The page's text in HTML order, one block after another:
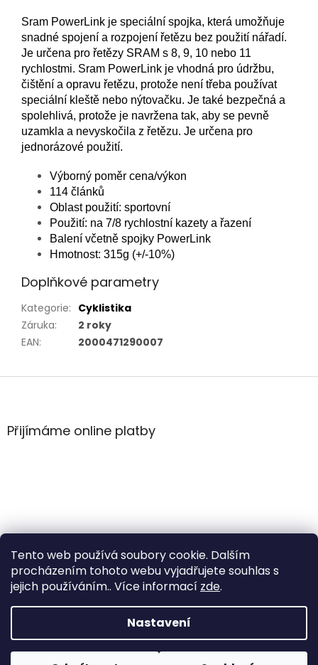
Tento web používá soubory cookie. Dalším
procházením tohoto webu vyjadřujete souhlas s
jejich používáním.. Více informací zde.
Nastavení
Sram PowerLink je speciální spojka, která umožňuje
snadné spojení a rozpojení řetězu bez použití nářadí.
Je určena pro řetězy SRAM s 8, 9, 10 nebo 11
rychlostmi. Sram PowerLink je vhodná pro údržbu,
čištění a opravu řetězu, protože není třeba používat
speciální kleště nebo nýtovačku. Je také bezpečná a
spolehlivá, protože je navržena tak, aby se pevně
uzamkla a nevyskočila z řetězu. Je určena pro
jednorázové použití.
Výborný poměr cena/výkon
114 článků
Oblast použití: sportovní
Použití: na 7/8 rychlostní kazety a řazení
Balení včetně spojky PowerLink
Hmotnost: 315g (+/-10%)
Doplňkové parametry
Kategorie: Cyklistika
Záruka:
2 roky
EAN: 2000471290007
Z
aPřijímáme online platby
Vytvořil Shoptet
Copyright 2026WintersportHK. Všechna práva